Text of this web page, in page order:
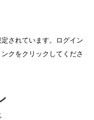
されています。ログイン
クをクリックしてくださ